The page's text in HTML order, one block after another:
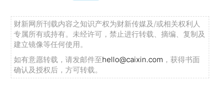
财新网所刊载内容之知识产权为财新传媒及/或相关权利人
专属所有或持有。未经许可，禁止进行转载、摘编、复制及
建立镜像等任何使用。
如有意愿转载，请发邮件至hello@caixin.com ，获得书面
确认及授权后，方可转载。